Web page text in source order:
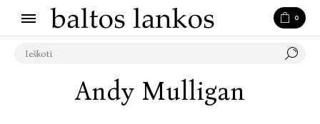
0
Andy Mulligan